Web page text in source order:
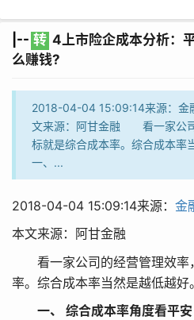
|-- 转 4上市险企成本分析：
么赚钱?
2018-04-04 15:09:14来源：金
文来源：阿甘金融 看一家公
标就是综合成本率。综合成本
一、...
2018-04-04 15:09:14来源： 金
本文来源：阿甘金融
看一家公司的经营管理效率
率。综合成本率当然是越低越好。
一、 综合成本率角度看平安